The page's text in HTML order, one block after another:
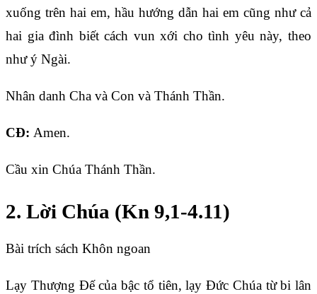
xuống trên hai em, hầu hướng dẫn hai em cũng như cả
hai gia đình biết cách vun xới cho tình yêu này, theo
như ý Ngài.
Nhân danh Cha và Con và Thánh Thần.
CĐ: Amen.
Cầu xin Chúa Thánh Thần.
2. Lời Chúa (Kn 9,1-4.11)
Bài trích sách Khôn ngoan
Lạy Thượng Đế của bậc tổ tiên, lạy Đức Chúa từ bi lân